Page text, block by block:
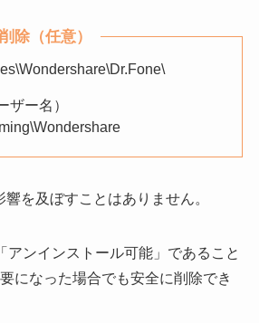
除（任意）
ザー名）
を及ぼすことはありません。
アンインストール可能」であること
になった場合でも安全に削除でき